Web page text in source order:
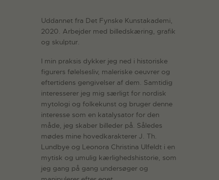
Uddannet fra Det Fynske Kunstakademi,
2020. Arbejder med billedskæring, grafik
og skulptur.
I min praksis dykker jeg ned i historiske
figurers følelsesliv, maleriske oeuvrer og
eftertidens gengivelser af dem. Samtidig
interesserer jeg mig særligt for nordisk
mytologi og folkekunst og bruger denne
interesse som en katalysator for den
måde, jeg skaber billeder på. Således
mødes mine hovedkarakterer J. Th.
Lundbye og Leonora Christina Ulfeldt i en
mytisk og umulig kærlighedshistorie, som
jeg gang på gang undersøger og